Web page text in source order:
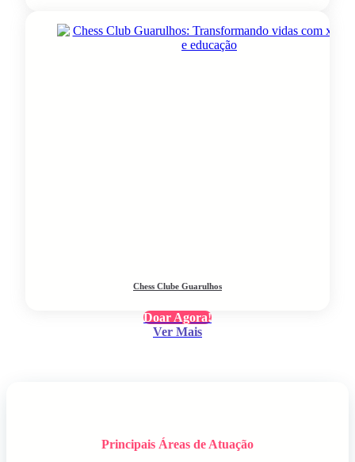
Chess Clube Guarulhos
Doar Agora!
Ver Mais
Principais Áreas de Atuação